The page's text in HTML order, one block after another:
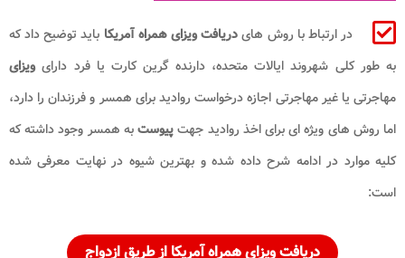
در ارتباط با روش هایدریافت ویزای همراه آمریکا باید توضیح داد که
به طور کلی شهروند ایالات متحده، دارنده گرین کارت یا فرد دارای ویزای
مهاجرتی یا غیر مهاجرتی اجازه درخواست روادید برای همسر و فرزندان را دارد،
اما روش های ویژه ای برای اخذ روادید جهتپیوستبه همسر وجود داشته که
کلیه موارد در ادامه شرح داده شده و بهترین شیوه در نهایت معرفی شده
است:
دریافت ویزای همراه آمریکا از طریق ازدواج